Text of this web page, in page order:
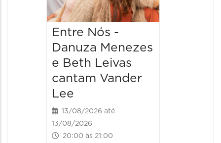
Entre Nós -
Danuza Menezes
e Beth Leivas
cantam Vander
Lee
13/08/2026 até
13/08/2026
20:00 às 21:00